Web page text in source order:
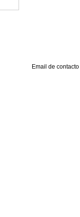
Email de contacto